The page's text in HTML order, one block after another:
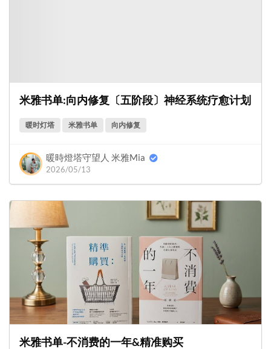
米雅书单:向内修复〔五阶段〕神经系统疗愈计划
暖时灯塔 米雅书单 向内修复
暖時燈塔守望人 米雅Mia
2026/05/13
米雅书单-不消费的一年&精准购买